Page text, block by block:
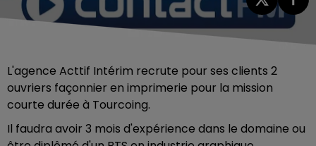
L'agence Acttif Intérim recrute pour ses clients 2
ouvriers façonnier en imprimerie pour la mission
courte durée à Tourcoing.
Il faudra avoir 3 mois d'expérience dans le domaine ou